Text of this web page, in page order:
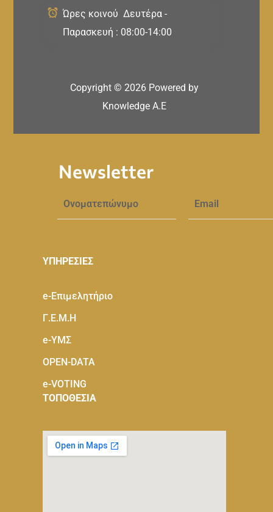
Ώρες κοινού Δευτέρα -
Παρασκευή : 08:00-14:00
Copyright © 2026 Powered by
Knowledge A.E
Newsletter
ΥΠΗΡΕΣΙΕΣ
e-Eπιμελητήριο
Γ.Ε.Μ.Η
e-ΥΜΣ
OPEN-DATA
e-VOTING
ΤΟΠΟΘΕΣΙΑ